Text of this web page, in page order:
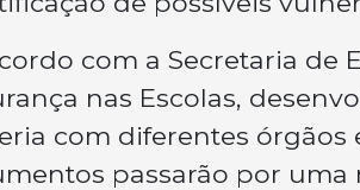
com a Secretaria de
nas Escolas,
com diferentes órgãos
passarão por